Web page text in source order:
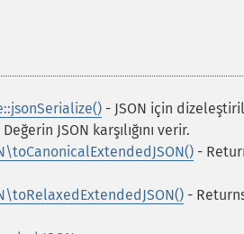
- JSON için
Değerin JSON karşılığını verir.
-
-